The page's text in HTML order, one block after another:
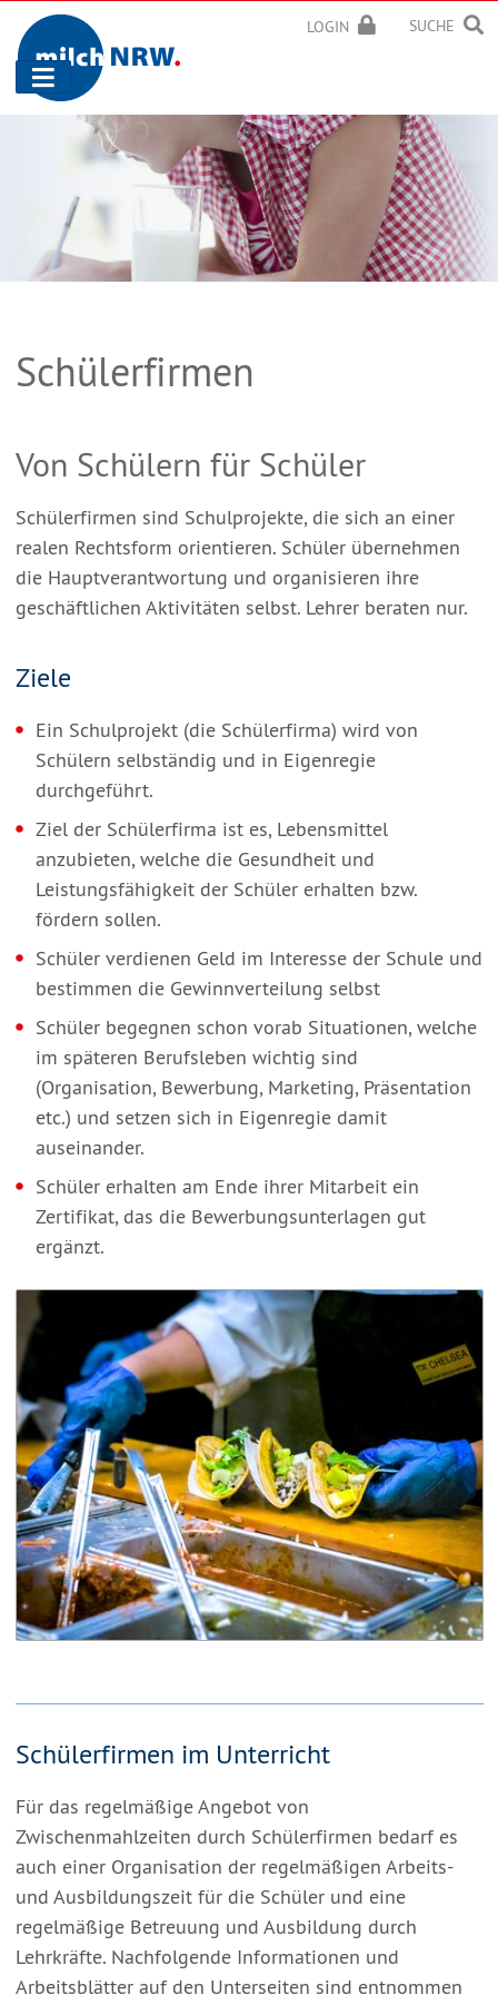
LOGIN SUCHE
Navigation
ein-/ausblenden
Schülerfirmen
Von Schülern für Schüler
Schülerfirmen sind Schulprojekte, die sich an einer
realen Rechtsform orientieren. Schüler übernehmen
die Hauptverantwortung und organisieren ihre
geschäftlichen Aktivitäten selbst. Lehrer beraten nur.
Ziele
Ein Schulprojekt (die Schülerfirma) wird von
Schülern selbständig und in Eigenregie
durchgeführt.
Ziel der Schülerfirma ist es, Lebensmittel
anzubieten, welche die Gesundheit und
Leistungsfähigkeit der Schüler erhalten bzw.
fördern sollen.
Schüler verdienen Geld im Interesse der Schule und
bestimmen die Gewinnverteilung selbst
Schüler begegnen schon vorab Situationen, welche
im späteren Berufsleben wichtig sind
(Organisation, Bewerbung, Marketing, Präsentation
etc.) und setzen sich in Eigenregie damit
auseinander.
Schüler erhalten am Ende ihrer Mitarbeit ein
Zertifikat, das die Bewerbungsunterlagen gut
ergänzt.
Schülerfirmen im Unterricht
Für das regelmäßige Angebot von
Zwischenmahlzeiten durch Schülerfirmen bedarf es
auch einer Organisation der regelmäßigen Arbeits-
und Ausbildungszeit für die Schüler und eine
regelmäßige Betreuung und Ausbildung durch
Lehrkräfte. Nachfolgende Informationen und
Arbeitsblätter auf den Unterseiten sind entnommen